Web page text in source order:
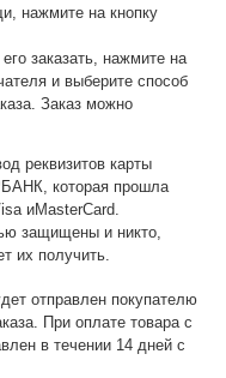
нажмите на кнопку
заказать, нажмите на
и выберите способ
Заказ можно
реквизитов карты
которая прошла
иMasterCard.
защищены и никто,
их получить.
отправлен покупателю
При оплате товара с
в течении 14 дней с